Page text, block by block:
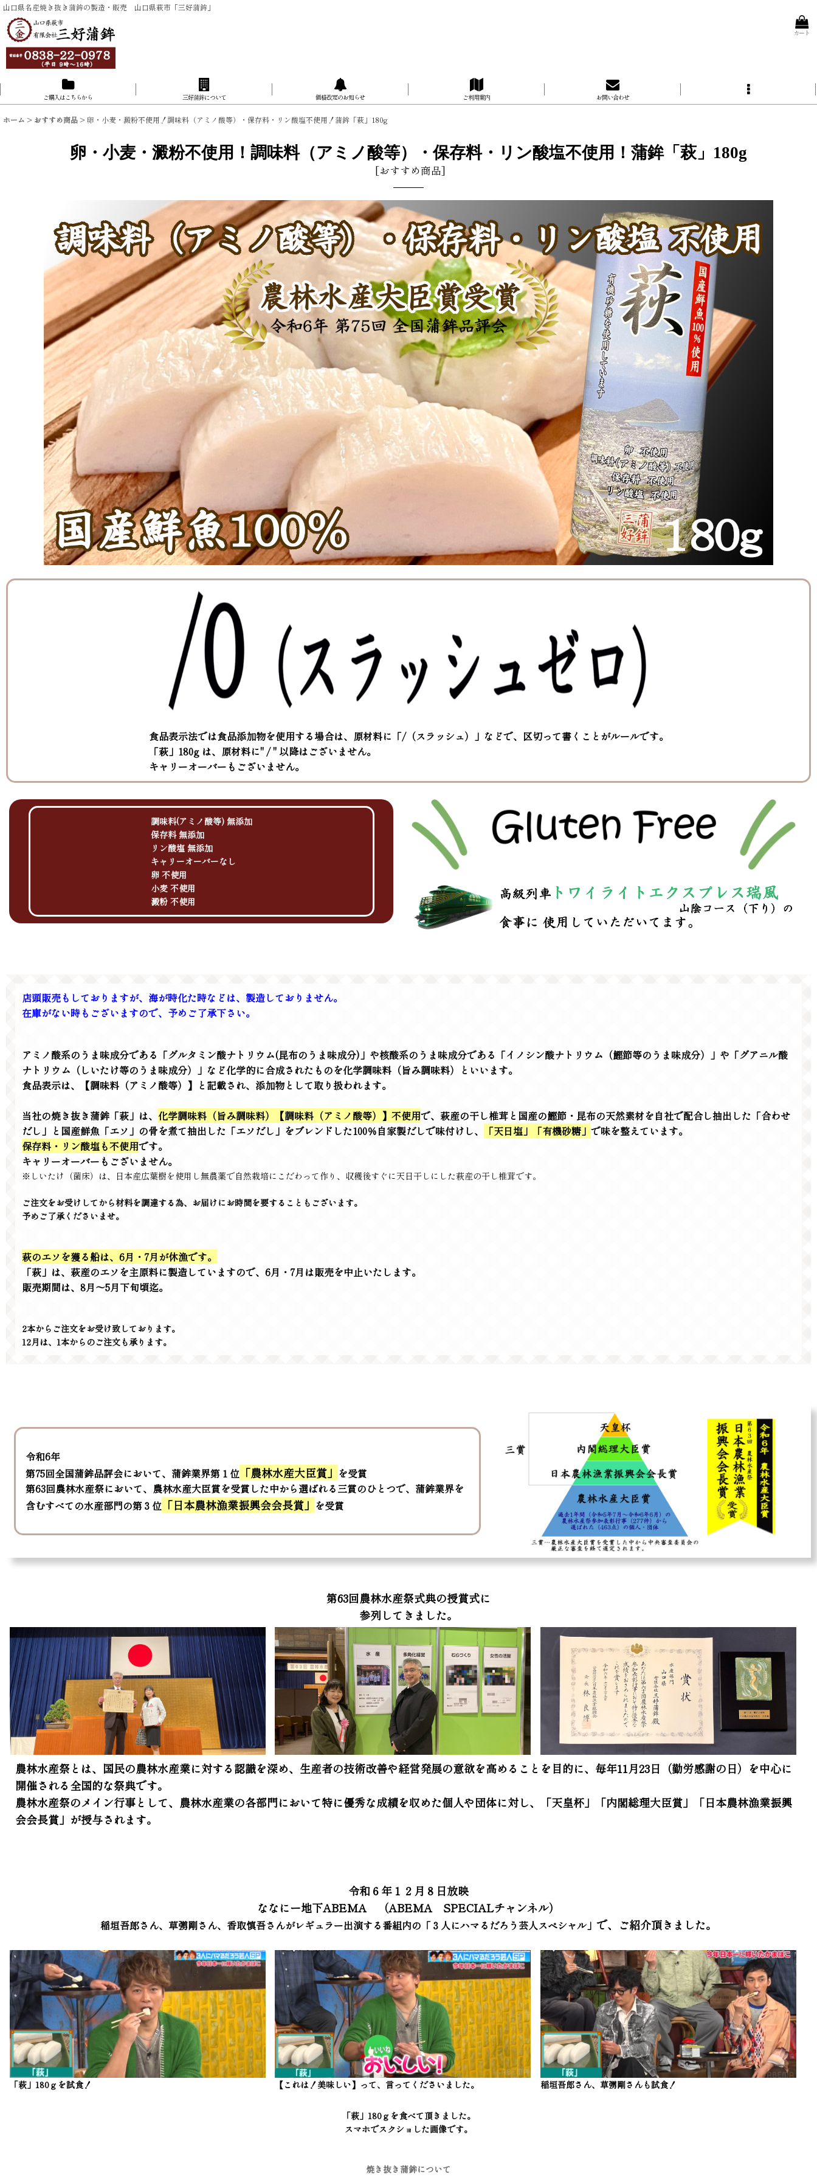
山口県名産焼き抜き蒲鉾の製造・販売 山口県萩市「三好蒲鉾」
カート
ご購入はこちらから 三好蒲鉾について 価格改定のお知らせ ご利用案内 お問い合わせ
ホーム > おすすめ商品 >卵・小麦・澱粉不使用！調味料（アミノ酸等）・保存料・リン酸塩不使用！蒲鉾「萩」180g
卵・小麦・澱粉不使用！調味料（アミノ酸等）・保存料・リン酸塩不使用！蒲鉾「萩」180g
[おすすめ商品]
食品表示法では食品添加物を使用する場合は、原材料に「/（スラッシュ）」などで、区切って書くことがルールです。
「萩」180g は、原材料に" / " 以降はございません。
キャリーオーバーもございません。
調味料(アミノ酸等) 無添加
保存料 無添加
リン酸塩 無添加
キャリーオーバーなし
卵 不使用
小麦 不使用
澱粉 不使用
店頭販売もしておりますが、海が時化た時などは、製造しておりません。
在庫がない時もございますので、予めご了承下さい。
アミノ酸系のうま味成分である「グルタミン酸ナトリウム(昆布のうま味成分)」や核酸系のうま味成分である「イノシン酸ナトリウム（鰹節等のうま味成分）」や「グアニル酸
ナトリウム（しいたけ等のうま味成分）」など化学的に合成されたものを化学調味料（旨み調味料）といいます。
食品表示は、【調味料（アミノ酸等）】と記載され、添加物として取り扱われます。
当社の焼き抜き蒲鉾「萩」は、 化学調味料（旨み調味料）【調味料（アミノ酸等）】不使用で、萩産の干し椎茸と国産の鰹節・昆布の天然素材を自社で配合し抽出した「合わせ
だし」と国産鮮魚「エソ」の骨を煮て抽出した「エソだし」をブレンドした100％自家製だしで味付けし、
「天日塩」「有機砂糖」 で味を整えています。
保存料・リン酸塩も不使用です。
キャリーオーバーもございません。
※しいたけ（菌床）は、日本産広葉樹を使用し無農薬で自然栽培にこだわって作り、収穫後すぐに天日干しにした萩産の干し椎茸です。
ご注文をお受けしてから材料を調達する為、お届けにお時間を要することもございます。
予めご了承くださいませ。
萩のエソを獲る船は、6月・7月が休漁です。
「萩」は、萩産のエソを主原料に製造していますので、6月・7月は販売を中止いたします。
販売期間は、8月〜5月下旬頃迄。
2本からご注文をお受け致しております。
12月は、1本からのご注文も承ります。
令和6年
第75回全国蒲鉾品評会において、蒲鉾業界第１位 「農林水産大臣賞」 を受賞
第63回農林水産祭において、農林水産大臣賞を受賞した中から選ばれる三賞のひとつで、蒲鉾業界を
含むすべての水産部門の第３位 「日本農林漁業振興会会長賞」 を受賞
第63回農林水産祭式典の授賞式に
参列してきました。
農林水産祭とは、国民の農林水産業に対する認識を深め、生産者の技術改善や経営発展の意欲を高めることを目的に、毎年11月23日（勤労感謝の日）を中心に
開催される全国的な祭典です。
農林水産祭のメイン行事として、農林水産業の各部門において特に優秀な成績を収めた個人や団体に対し、「天皇杯」「内閣総理大臣賞」「日本農林漁業振興
会会長賞」が授与されます。
令和６年１２月８日放映
ななにー地下ABEMA （ABEMA SPECIALチャンネル）
稲垣吾郎さん、草彅剛さん、香取慎吾さんがレギュラー出演する番組内の「３人にハマるだろう芸人スペシャル」 で、ご紹介頂きました。
「萩」180ｇを試食！ 【これは！美味しい】って、言ってくださいました。 稲垣吾郎さん、草彅剛さんも試食！
「萩」180ｇを食べて頂きました。
スマホでスクショした画像です。
焼き抜き蒲鉾について